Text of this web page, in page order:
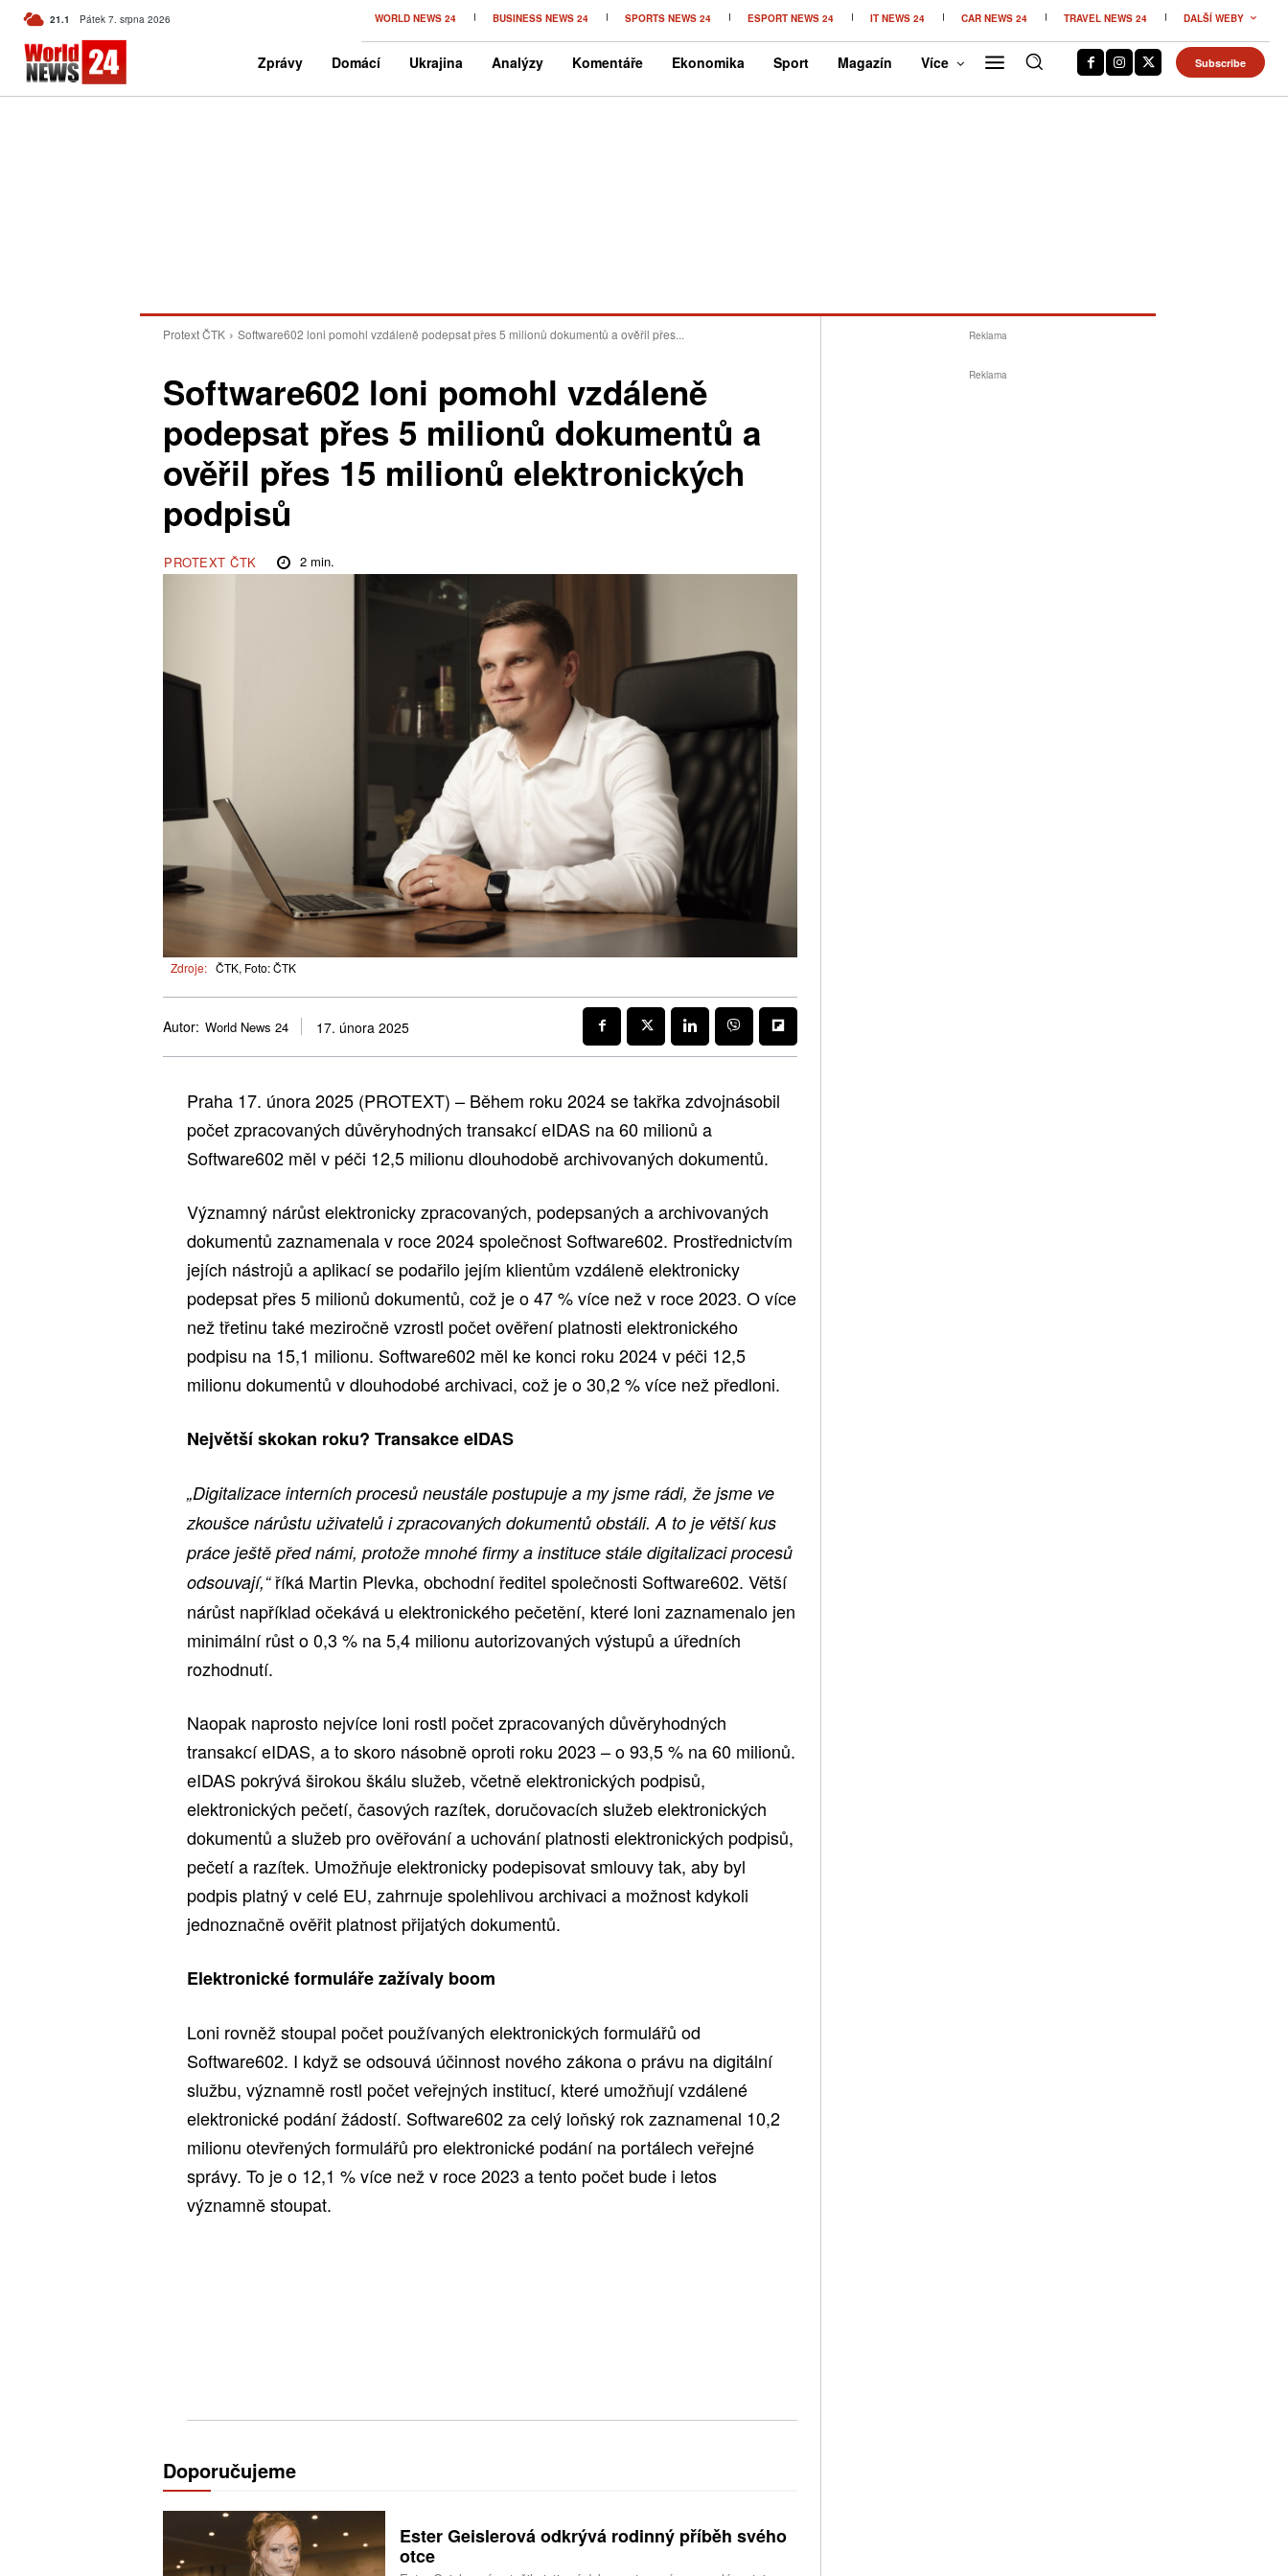
21.1 C Czech
Pátek 7. srpna 2026 WORLD NEWS 24 BUSINESS NEWS 24 SPORTS NEWS 24 ESPORT NEWS 24 IT NEWS 24 CAR NEWS 24 TRAVEL NEWS 24 DALŠÍ WEBY
Zprávy Domácí Ukrajina Analýzy Komentáře Ekonomika Sport Magazín Více Subscribe
Protext ČTK Software602 loni pomohl vzdáleně podepsat přes 5 milionů dokumentů a ověřil přes...
Software602 loni pomohl vzdáleně
podepsat přes 5 milionů dokumentů a
ověřil přes 15 milionů elektronických
podpisů
PROTEXT ČTK 2min.
Zdroje: ČTK, Foto: ČTK
Autor: World News 24 17. února 2025
Praha 17. února 2025 (PROTEXT) – Během roku 2024 se takřka zdvojnásobil
počet zpracovaných důvěryhodných transakcí eIDAS na 60 milionů a
Software602 měl v péči 12,5 milionu dlouhodobě archivovaných dokumentů.
Významný nárůst elektronicky zpracovaných, podepsaných a archivovaných
dokumentů zaznamenala v roce 2024 společnost Software602. Prostřednictvím
jejích nástrojů a aplikací se podařilo jejím klientům vzdáleně elektronicky
podepsat přes 5 milionů dokumentů, což je o 47 % více než v roce 2023. O více
než třetinu také meziročně vzrostl počet ověření platnosti elektronického
podpisu na 15,1 milionu. Software602 měl ke konci roku 2024 v péči 12,5
milionu dokumentů v dlouhodobé archivaci, což je o 30,2 % více než předloni.
Největší skokan roku? Transakce eIDAS
„Digitalizace interních procesů neustále postupuje a my jsme rádi, že jsme ve
zkoušce nárůstu uživatelů i zpracovaných dokumentů obstáli. A to je větší kus
práce ještě před námi, protože mnohé firmy a instituce stále digitalizaci procesů
odsouvají,“říká Martin Plevka, obchodní ředitel společnosti Software602. Větší
nárůst například očekává u elektronického pečetění, které loni zaznamenalo jen
minimální růst o 0,3 % na 5,4 milionu autorizovaných výstupů a úředních
rozhodnutí.
Naopak naprosto nejvíce loni rostl počet zpracovaných důvěryhodných
transakcí eIDAS, a to skoro násobně oproti roku 2023 – o 93,5 % na 60 milionů.
eIDAS pokrývá širokou škálu služeb, včetně elektronických podpisů,
elektronických pečetí, časových razítek, doručovacích služeb elektronických
dokumentů a služeb pro ověřování a uchování platnosti elektronických podpisů,
pečetí a razítek. Umožňuje elektronicky podepisovat smlouvy tak, aby byl
podpis platný v celé EU, zahrnuje spolehlivou archivaci a možnost kdykoli
jednoznačně ověřit platnost přijatých dokumentů.
Elektronické formuláře zažívaly boom
Loni rovněž stoupal počet používaných elektronických formulářů od
Software602. I když se odsouvá účinnost nového zákona o právu na digitální
službu, významně rostl počet veřejných institucí, které umožňují vzdálené
elektronické podání žádostí. Software602 za celý loňský rok zaznamenal 10,2
milionu otevřených formulářů pro elektronické podání na portálech veřejné
správy. To je o 12,1 % více než v roce 2023 a tento počet bude i letos
významně stoupat.
Doporučujeme
Ester Geislerová odkrývá rodinný příběh svého
otce
Reklama
Reklama